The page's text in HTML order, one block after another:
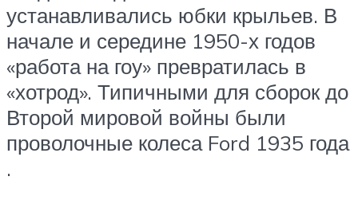
устанавливались юбки крыльев. В
начале и середине 1950-х годов
«работа на гоу» превратилась в
«хотрод». Типичными для сборок до
Второй мировой войны были
проволочные колеса Ford 1935 года
.